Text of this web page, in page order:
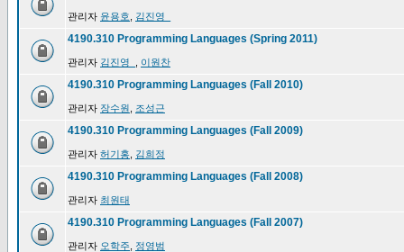
관리자 윤용호 김진영_
4190.310 Programming Languages (Spring 2011)
관리자 김진영_ 이원찬
4190.310 Programming Languages (Fall 2010)
관리자 장수원 조성근
4190.310 Programming Languages (Fall 2009)
관리자 허기홍 김희정
4190.310 Programming Languages (Fall 2008)
관리자 최원태
4190.310 Programming Languages (Fall 2007)
관리자 오학주 정영범